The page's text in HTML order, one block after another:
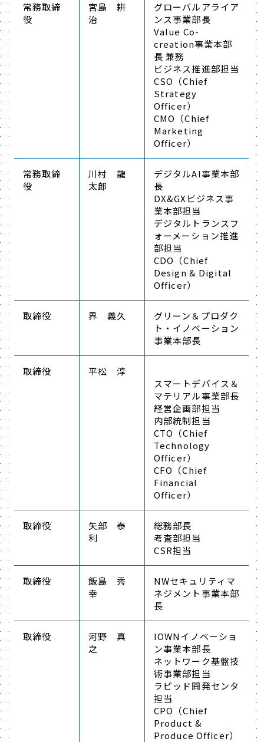
常務取締
役
宮島 耕
治
グローバルアライア
ンス事業部長
Value Co-
creation事業本部
長 兼務
ビジネス推進部担当
CSO（Chief
Strategy
Officer）
CMO（Chief
Marketing
Officer）
常務取締
役
川村 龍
太郎
デジタルAI事業本部
長
DX&GXビジネス事
業本部担当
デジタルトランスフ
ォーメーション推進
部担当
CDO（Chief
Design & Digital
Officer）
取締役 界 義久
グリーン＆プロダク
ト・イノベーション
事業本部長
取締役
平松 淳
スマートデバイス＆
マテリアル事業部長
経営企画部担当
内部統制担当
CTO（Chief
Technology
Officer）
CFO（Chief
Financial
Officer）
取締役
矢部 泰
利
総務部長
考査部担当
CSR担当
取締役
飯島 秀
幸
NWセキュリティマ
ネジメント事業本部
長
取締役
河野 真
之
IOWNイノベーショ
ン事業本部長
ネットワーク基盤技
術事業部担当
ラピッド開発センタ
担当
CPO（Chief
Product &
Produce Officer）